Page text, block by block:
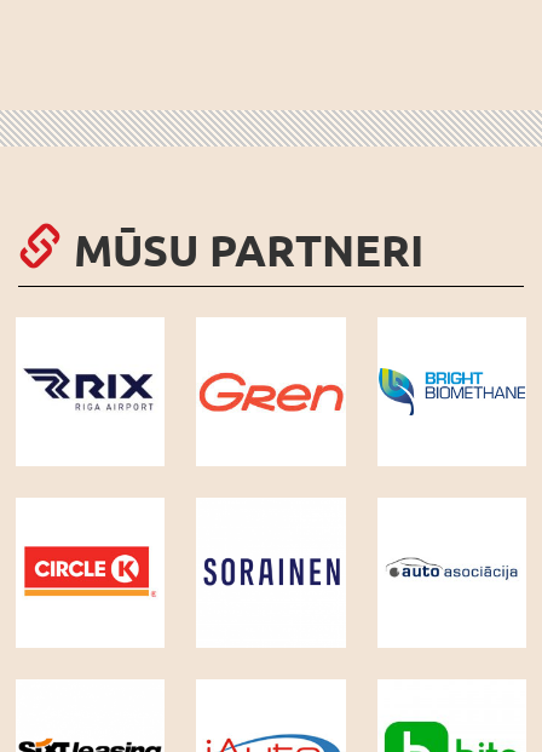
MŪSU PARTNERI